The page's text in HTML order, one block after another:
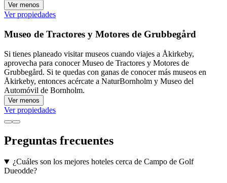
Ver menos
Ver propiedades
Museo de Tractores y Motores de Grubbegård
Si tienes planeado visitar museos cuando viajes a Åkirkeby,
aprovecha para conocer Museo de Tractores y Motores de
Grubbegård. Si te quedas con ganas de conocer más museos en
Åkirkeby, entonces acércate a NaturBornholm y Museo del
Automóvil de Bornholm.
Ver menos
Ver propiedades
Preguntas frecuentes
¿Cuáles son los mejores hoteles cerca de Campo de Golf
Dueodde?